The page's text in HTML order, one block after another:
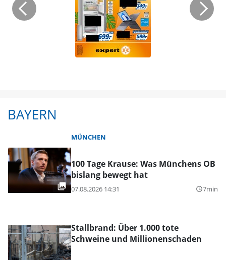
BAYERN
MÜNCHEN
100 Tage Krause: Was Münchens OB
bislang bewegt hat
07.08.2026 14:31 query_builder7min
Stallbrand: Über 1.000 tote
Schweine und Millionenschaden